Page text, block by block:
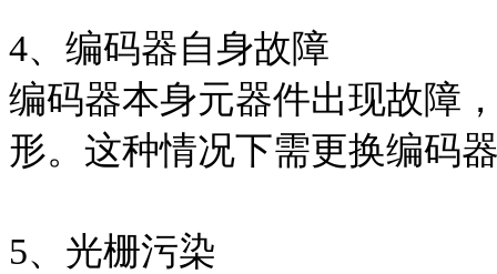
4、编码器自身故障
编码器本身元器件出现故障
形。这种情况下需更换编码
5、光栅污染